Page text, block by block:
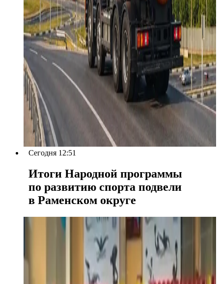
Сегодня 12:51
Итоги Народной программы
по развитию спорта подвели
в Раменском округе